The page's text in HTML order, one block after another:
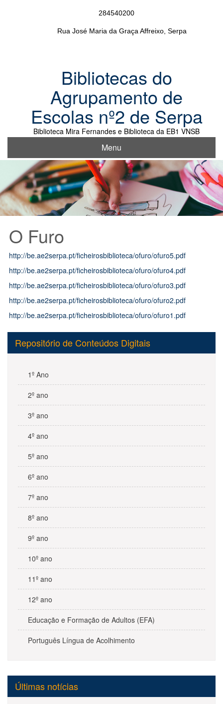
284540200
Rua José Maria da Graça Affreixo, Serpa
Bibliotecas do
Agrupamento de
Escolas nº2 de Serpa
Biblioteca Mira Fernandes e Biblioteca da EB1 VNSB
Menu
O Furo
http://be.ae2serpa.pt/ficheirosbiblioteca/ofuro/ofuro5.pdf
http://be.ae2serpa.pt/ficheirosbiblioteca/ofuro/ofuro4.pdf
http://be.ae2serpa.pt/ficheirosbiblioteca/ofuro/ofuro3.pdf
http://be.ae2serpa.pt/ficheirosbiblioteca/ofuro/ofuro2.pdf
http://be.ae2serpa.pt/ficheirosbiblioteca/ofuro/ofuro1.pdf
Repositório de Conteúdos Digitais
1º Ano
2º ano
3º ano
4º ano
5º ano
6º ano
7º ano
8º ano
9º ano
10º ano
11º ano
12º ano
Educação e Formação de Adultos (EFA)
Português Língua de Acolhimento
Últimas notícias